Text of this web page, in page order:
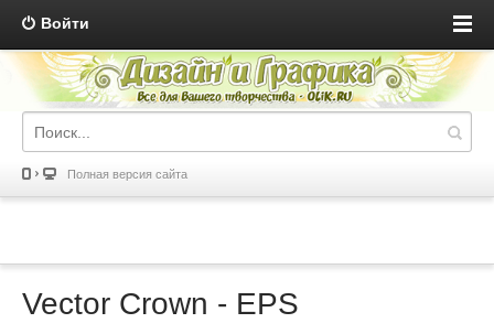
Войти
Полная версия сайта
Vector Crown - EPS